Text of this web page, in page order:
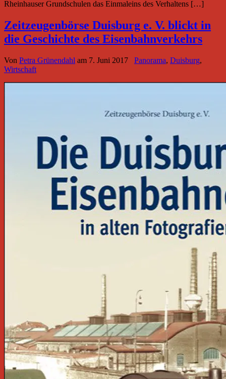
Rheinhauser Grundschulen das Einmaleins des Verhaltens […]
Zeitzeugenbörse Duisburg e. V. blickt in
die Geschichte des Eisenbahnverkehrs
Von Petra Grünendahl am 7. Juni 2017 Panorama, Duisburg,
Wirtschaft